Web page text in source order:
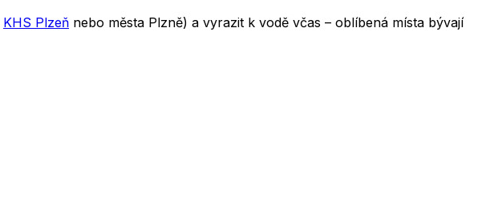
KHS Plzeň nebo města Plzně) a vyrazit k vodě včas – oblíbená místa bývají